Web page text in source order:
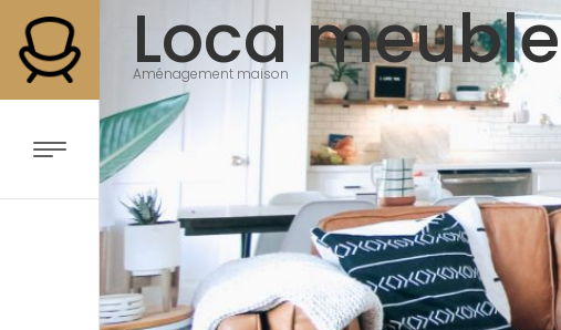
Loca meuble
Aménagement maison